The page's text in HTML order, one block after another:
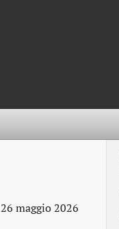
26 maggio 2026